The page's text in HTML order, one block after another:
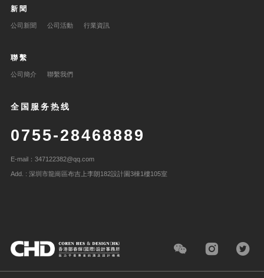
新聞
公司新聞 公司活動 行業資訊
聯繫
公司簡介 聯繫我們
全国服务热线
0755-28468889
E-mail：347122382@qq.com
Add. : 深圳市龍崗區布吉上李朗182設計園3棟1樓105室